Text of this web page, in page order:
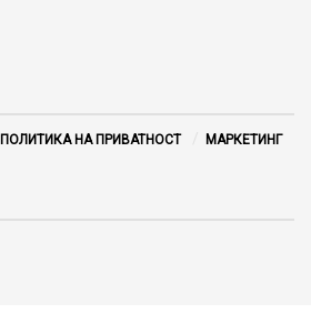
ПОЛИТИКА НА ПРИВАТНОСТ
МАРКЕТИНГ